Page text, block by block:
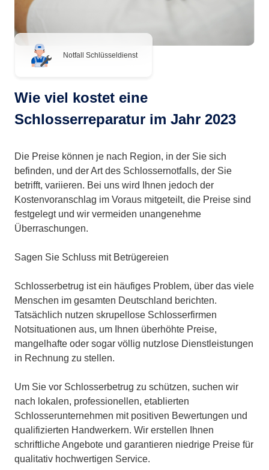
Notfall Schlüsseldienst
Wie viel kostet eine
Schlosserreparatur im Jahr 2023
Die Preise können je nach Region, in der Sie sich
befinden, und der Art des Schlossernotfalls, der Sie
betrifft, variieren. Bei uns wird Ihnen jedoch der
Kostenvoranschlag im Voraus mitgeteilt, die Preise sind
festgelegt und wir vermeiden unangenehme
Überraschungen.
Sagen Sie Schluss mit Betrügereien
Schlosserbetrug ist ein häufiges Problem, über das viele
Menschen im gesamten Deutschland berichten.
Tatsächlich nutzen skrupellose Schlosserfirmen
Notsituationen aus, um Ihnen überhöhte Preise,
mangelhafte oder sogar völlig nutzlose Dienstleistungen
in Rechnung zu stellen.
Um Sie vor Schlosserbetrug zu schützen, suchen wir
nach lokalen, professionellen, etablierten
Schlosserunternehmen mit positiven Bewertungen und
qualifizierten Handwerkern. Wir erstellen Ihnen
schriftliche Angebote und garantieren niedrige Preise für
qualitativ hochwertigen Service.